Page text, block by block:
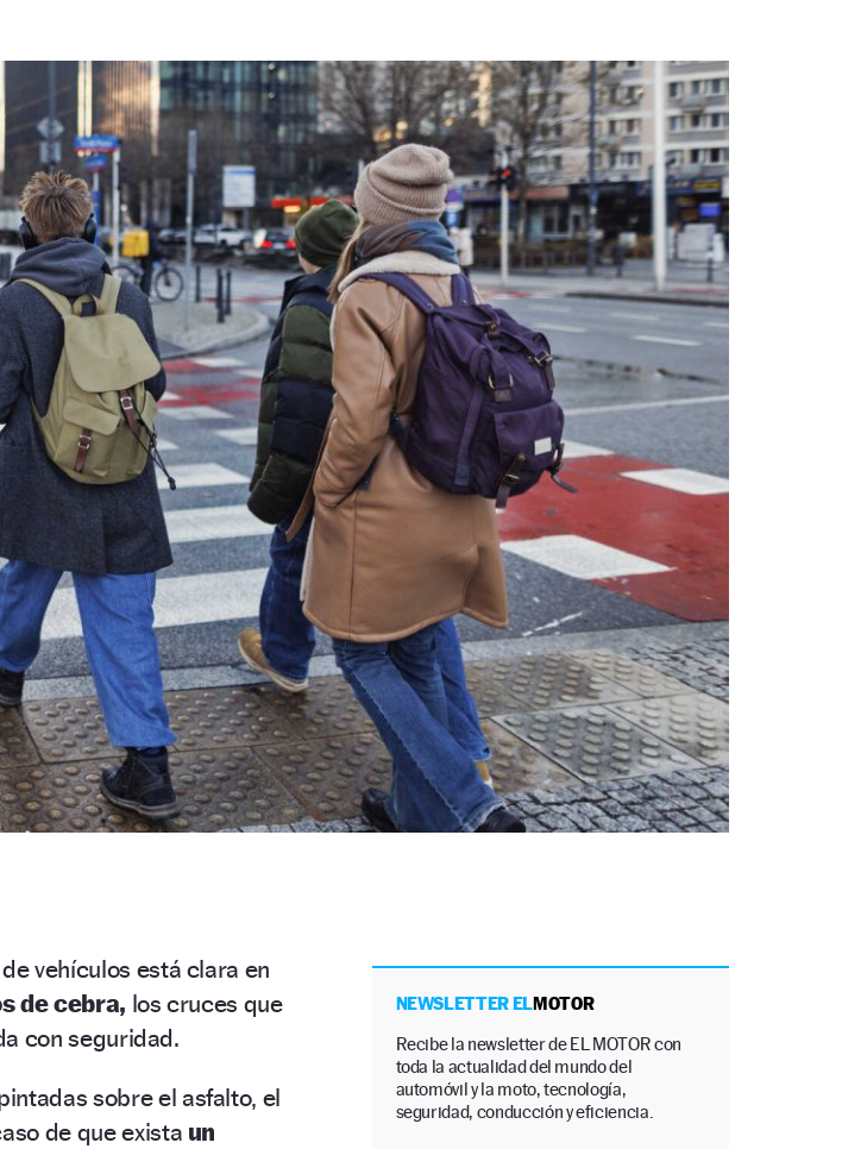
vehículos está clara en
de cebra, los cruces que
con seguridad.
sobre el asfalto, el
de que exista un
NEWSLETTER ELMOTOR
Recibe la newsletter de EL MOTOR con
toda la actualidad del mundo del
automóvil y la moto, tecnología,
seguridad, conducción y eficiencia.